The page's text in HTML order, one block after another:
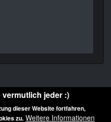
© 2010-2026 der Film Noir de. Alle
vermutlich jeder :)
dieser Website fortfahren,
zu. Weitere Informationen